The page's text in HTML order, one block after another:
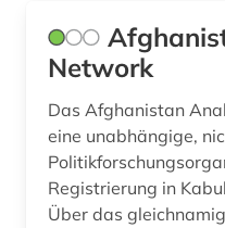
Network
Das Afghanistan
eine unabhängige,
Registrierung in
Über das